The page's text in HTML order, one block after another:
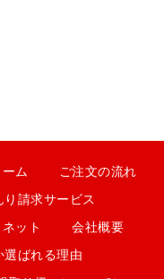
ム ご注文の流れ
り請求サービス
ット 会社概要
選ばれる理由